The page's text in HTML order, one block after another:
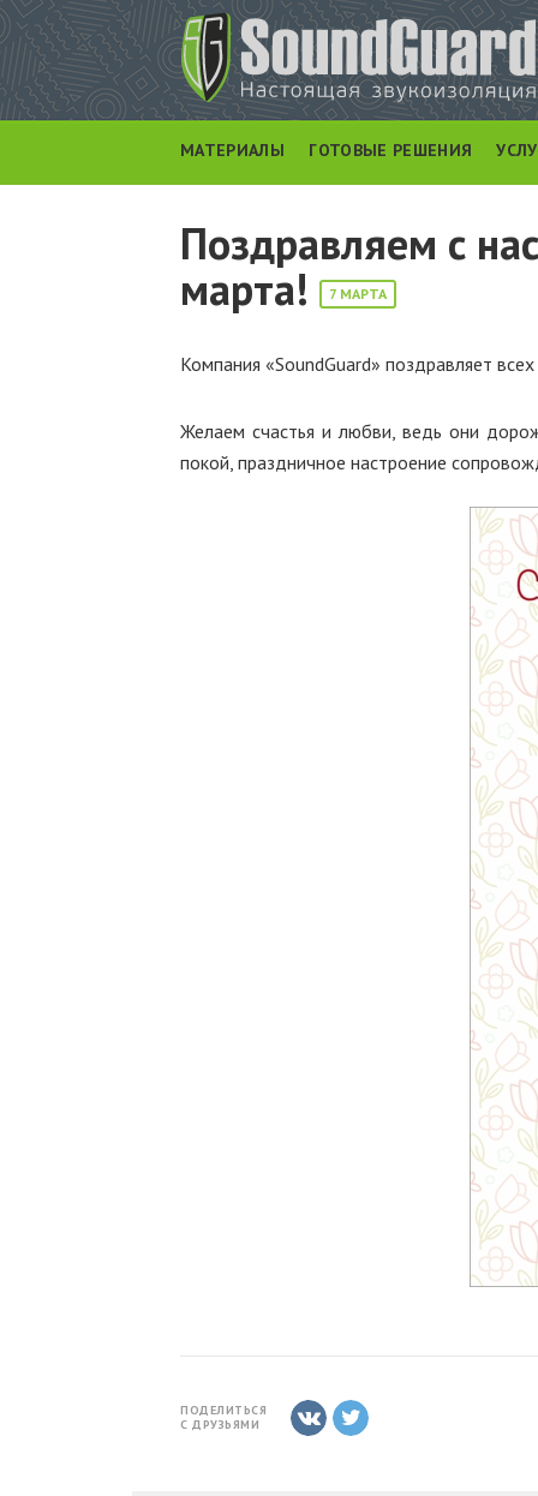
МАТЕРИАЛЫ ГОТОВЫЕ РЕШЕНИЯ
Поздравляем с
марта!
7 МАРТА
​Компания «SoundGuard» поздравляет
Желаем счастья и любви, ведь они
покой, праздничное настроение
ПОДЕЛИТЬСЯ
С ДРУЗЬЯМИ